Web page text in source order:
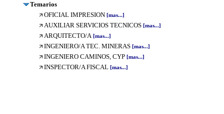
Temarios
OFICIAL IMPRESION [mas...]
AUXILIAR SERVICIOS TECNICOS [mas...]
ARQUITECTO/A [mas...]
INGENIERO/A TEC. MINERAS [mas...]
INGENIERO CAMINOS, CYP [mas...]
INSPECTOR/A FISCAL [mas...]